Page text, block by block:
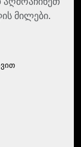
მილები.